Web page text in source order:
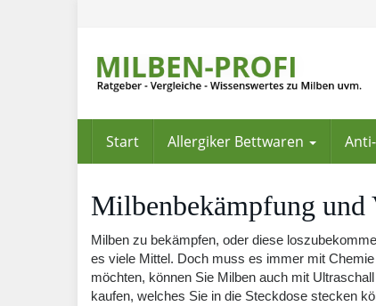
Start Allergiker Bettwaren
Milbenbekämpfung und
Milben zu bekämpfen, oder diese
es viele Mittel. Doch muss es immer mit
möchten, können Sie Milben auch mit
kaufen, welches Sie in die Steckdose stecken